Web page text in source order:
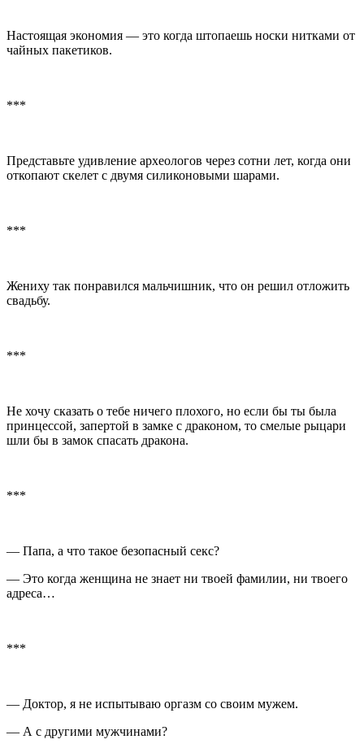
Настоящая экономия — это когда штопаешь носки нитками от
чайных пакетиков.
***
Представьте удивление археологов через сотни лет, когда они
откопают скелет с двумя силиконовыми шарами.
***
Жениху так понравился мальчишник, что он решил отложить
свадьбу.
***
Не хочу сказать о тебе ничего плохого, но если бы ты была
принцессой, запертой в замке с драконом, то смелые рыцари
шли бы в замок спасать дракона.
***
— Папа, а что такое безопасный ceкс?
— Это когда женщина не знает ни твоей фамилии, ни твоего
адреса…
***
— Доктор, я не испытываю оргазм со своим мужем.
— А с другими мужчинами?